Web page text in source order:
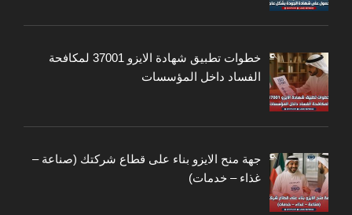
خطوات تطبيق شهادة الايزو 37001 لمكافحة
الفساد داخل المؤسسات
جهة منح الايزو بناء على قطاع شركتك (صناعة –
غذاء – خدمات)